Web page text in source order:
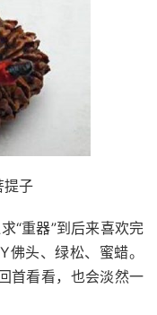
提子
“重器”到后来喜欢完
头、绿松、蜜蜡。
首看看，也会淡然一